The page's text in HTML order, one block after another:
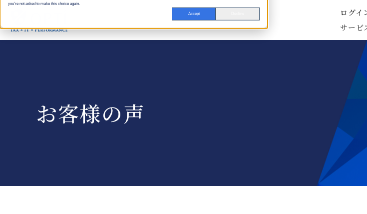
you're not asked to make this choice again.
Accept
サービ
ログイ
お客様の声